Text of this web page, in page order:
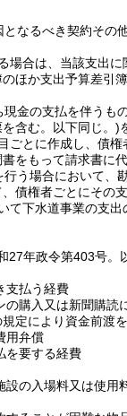
なるべき契約その
場合は、当該支出
ほか支出予算差引
金の支払を伴うも
含む。以下同じ。)
ごとに作成し、債
をもって請求書に
う場合において、
債権者ごとにその
て下水道事業の支
27年政令第403号。
支払う経費
の購入又は新聞購読
定により資金前渡
用弁償
を要する経費
設の入場料又は使用